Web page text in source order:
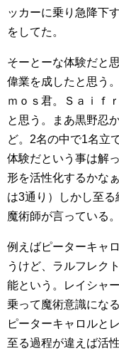
ッカーに乗り急降下
をしてた。
そーとーな体験だと
偉業を成したと思う
ｍｏｓ君。Ｓａｉｆ
と思う。まあ黒野忍
ど。2名の中で1名立
体験だという事は解
形を活性化するかな
は3通り）しかし至
魔術師が言っている。
例えばピーターキャ
うけど、ラルフレク
能という。レイシャ
乗って魔術意識にな
ピーターキャロルと
至る過程が違えば活